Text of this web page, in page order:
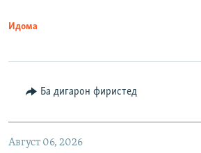
Идома
Ба дигарон фиристед
Август 06, 2026